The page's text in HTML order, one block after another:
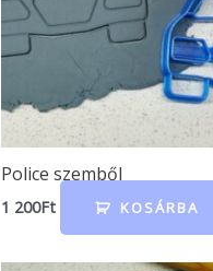
Police szemből
1 200Ft KOSÁRBA